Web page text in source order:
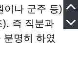
이나 군주 등)
). 즉 직분과
명히 하였